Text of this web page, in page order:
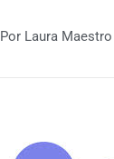
Por Laura Maestro